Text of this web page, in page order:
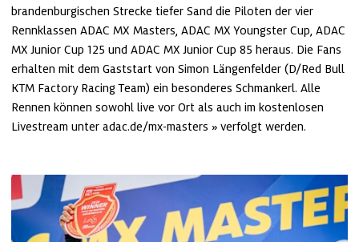
brandenburgischen Strecke tiefer Sand die Piloten der vier
Rennklassen ADAC MX Masters, ADAC MX Youngster Cup, ADAC
MX Junior Cup 125 und ADAC MX Junior Cup 85 heraus. Die Fans
erhalten mit dem Gaststart von Simon Längenfelder (D/Red Bull
KTM Factory Racing Team) ein besonderes Schmankerl. Alle
Rennen können sowohl live vor Ort als auch im kostenlosen
Livestream unter adac.de/mx-masters verfolgt werden.